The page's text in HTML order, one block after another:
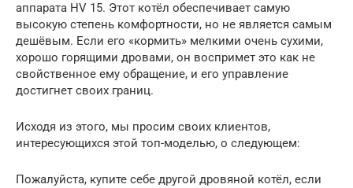
аппарата HV 15. Этот котёл обеспечивает самую
высокую степень комфортности, но не является самым
дешёвым. Если его «кормить» мелкими очень сухими,
хорошо горящими дровами, он воспримет это как не
свойственное ему обращение, и его управление
достигнет своих границ.
Исходя из этого, мы просим своих клиентов,
интересующихся этой топ-моделью, о следующем:
Пожалуйста, купите себе другой дровяной котёл, если